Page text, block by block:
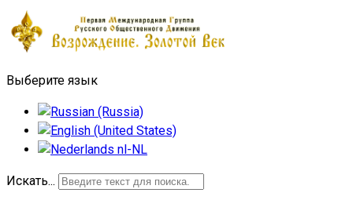
Выберите язык
Искать...